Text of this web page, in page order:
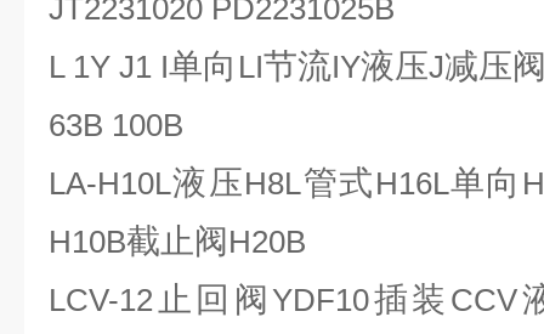
JT2231020 PD2231025B
L 1Y J1 I单向 LI节流IY液压J减压
63B 100B
LA-H10L液压H8L管式H16L单向
H10B截止阀 H20B
LCV-12止回阀 YDF10插装 CCV